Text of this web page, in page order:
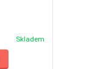
Skladem